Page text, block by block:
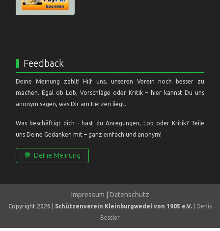
Feedback
Deine Meinung zählt! Hilf uns, unseren Verein noch besser zu
machen. Egal ob Lob, Vorschläge oder Kritik – hier kannst Du uns
anonym sagen, was Dir am Herzen liegt.
Was beschäftigt dich - hast du Anregungen, Lob oder Kritik? Teile
uns Deine Gedanken mit – ganz einfach und anonym!
💬 Deine Meinung
Impressum Datenschutz
Copyright 2026 | Schützenverein Kleinburgwedel von 1905 e.V.
Denis
Bessler